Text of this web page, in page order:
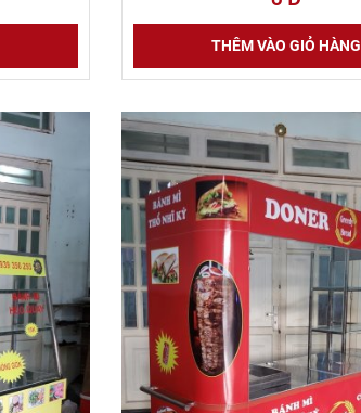
THÊM VÀO GIỎ HÀNG